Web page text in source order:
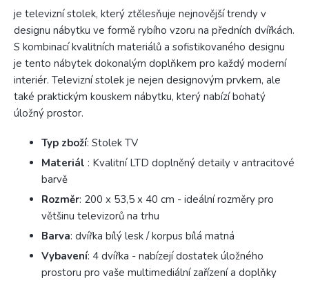
je televizní stolek, který ztělesňuje nejnovější trendy v
designu nábytku ve formě rybího vzoru na předních dvířkách.
S kombinací kvalitních materiálů a sofistikovaného designu
je tento nábytek dokonalým doplňkem pro každý moderní
interiér. Televizní stolek je nejen designovým prvkem, ale
také praktickým kouskem nábytku, který nabízí bohatý
úložný prostor.
Typ zboží: Stolek TV
Materiál : Kvalitní LTD doplněný detaily v antracitové
barvě
Rozměr: 200 x 53,5 x 40 cm - ideální rozměry pro
většinu televizorů na trhu
Barva: dvířka bílý lesk / korpus bílá matná
Vybavení: 4 dvířka - nabízejí dostatek úložného
prostoru pro vaše multimediální zařízení a doplňky